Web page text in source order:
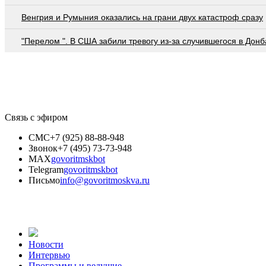
Венгрия и Румыния оказались на грани двух катастроф сразу
"Перелом ". В США забили тревогу из-за случившегося в
Связь с эфиром
СМС+7 (925) 88-88-948
Звонок+7 (495) 73-73-948
MAXgovoritmskbot
Telegramgovoritmskbot
Письмоinfo@govoritmoskva.ru
Новости
Интервью